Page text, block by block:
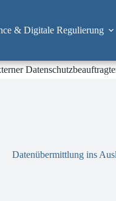
& Digitale Regulierung
Datenübermittlung ins